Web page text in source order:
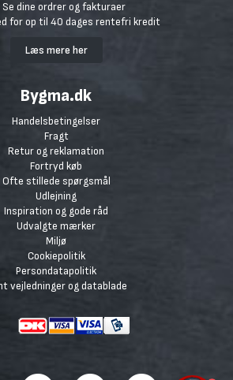
Se dine ordrer og fakturaer
for op til 40 dages rentefri kredit
Læs mere her
Bygma.dk
Handelsbetingelser
Fragt
Retur og reklamation
Fortryd køb
Ofte stillede spørgsmål
Udlejning
Inspiration og gode råd
Udvalgte mærker
Miljø
Cookiepolitik
Persondatapolitik
vejledninger og datablade